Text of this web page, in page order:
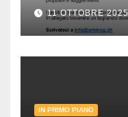
11 OTTOBRE 2025
IN PRIMO PIANO